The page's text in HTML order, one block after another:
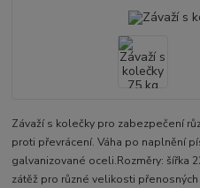
Závaží s kolečky pro zabezpečení
proti převrácení. Váha po naplnění
galvanizované oceli.Rozměry: šířka
zátěž pro různé velikosti